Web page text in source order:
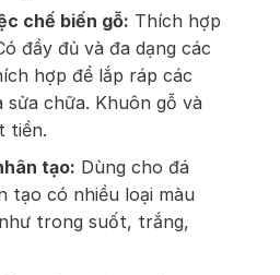
chế biến gỗ: Thích hợp
đầy đủ và đa dạng các
hợp để lắp ráp các
sửa chữa. Khuôn gỗ và
tiền.
tạo: Dùng cho đá
tạo có nhiều loại màu
trong suốt, trắng,